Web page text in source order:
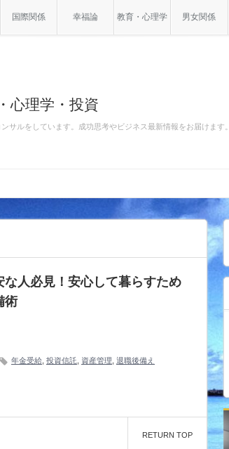
国際関係 幸福論 教育・心理学 男女関係
心理学・投資
サルをしています。成功思考やビジネス最新情報をお届けます。
な人必見！安心して暮らすため
術
年金受給 投資信託 資産管理 退職後備え
RETURN TOP